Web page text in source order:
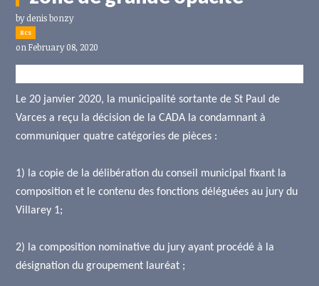
bydenis bonzy
8cs
on February 08, 2020
Le 20 janvier 2020, la municipalité sortante de St Paul de
Varces a reçu la décision de la CADA la condamnant à
communiquer quatre catégories de pièces :
1) la copie de la délibération du conseil municipal fixant la
composition et le contenu des fonctions déléguées au jury du
Villarey 1;
2) la composition nominative du jury ayant procédé à la
désignation du groupement lauréat ;